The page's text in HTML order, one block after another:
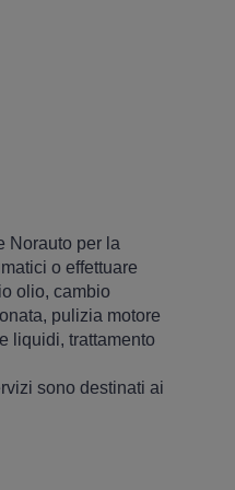
Norauto per la
o effettuare
olio, cambio
pulizia motore
liquidi, trattamento
sono destinati ai